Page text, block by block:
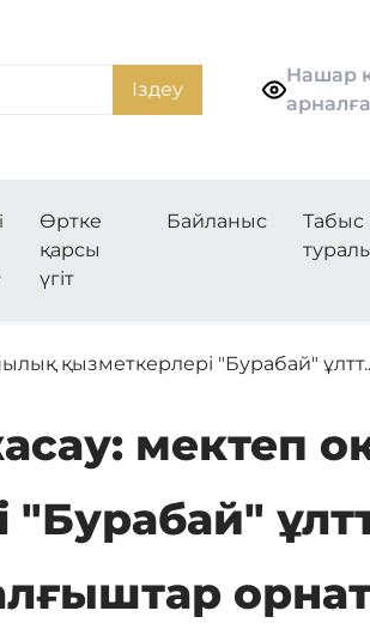
Іздеу
Нашар
Өртке
қарсы
үгіт
Байланыс
Табыс
қызметкерлері "Бурабай"
мектеп